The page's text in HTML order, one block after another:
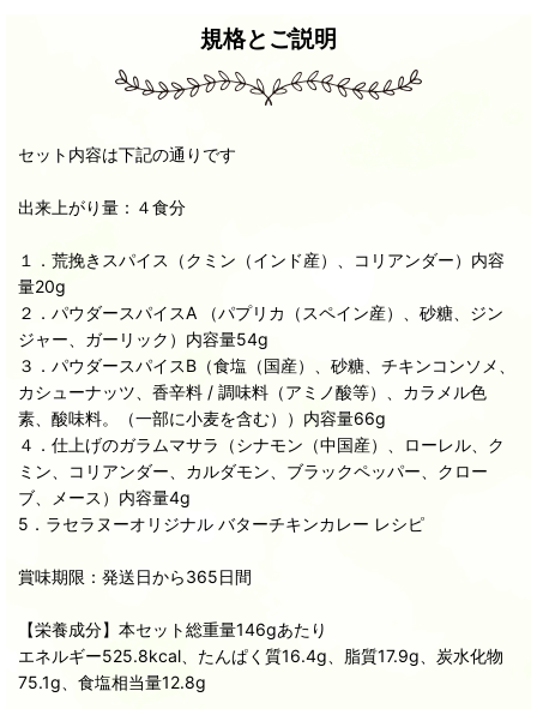
規格とご説明
セット内容は下記の通りです
出来上がり量：４食分
１．荒挽きスパイス（クミン（インド産）、コリアンダー）内容
量20g
２．パウダースパイスA （パプリカ（スペイン産）、砂糖、ジン
ジャー、ガーリック）内容量54g
３．パウダースパイスB（食塩（国産）、砂糖、チキンコンソメ、
カシューナッツ、香辛料 / 調味料（アミノ酸等）、カラメル色
素、酸味料。（一部に小麦を含む））内容量66g
４．仕上げのガラムマサラ（シナモン（中国産）、ローレル、ク
ミン、コリアンダー、カルダモン、ブラックペッパー、クロー
ブ、メース）内容量4g
5．ラセラヌーオリジナル バターチキンカレー レシピ
賞味期限：発送日から365日間
【栄養成分】本セット総重量146gあたり
エネルギー525.8kcal、たんぱく質16.4g、脂質17.9g、炭水化物
75.1g、食塩相当量12.8g